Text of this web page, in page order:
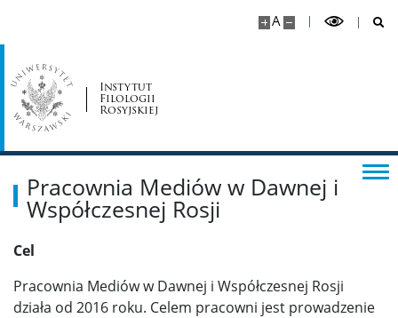
A
Instytut
Filologii
Rosyjskiej
Koła naukowe
Wzory wniosków i podań
Doktoranci
Wyszukiwarka promotorów
Pracownia Mediów w Dawnej i
Współczesnej Rosji
Cel
Pracownia Mediów w Dawnej i Współczesnej Rosji
działa od 2016 roku. Celem pracowni jest prowadzenie